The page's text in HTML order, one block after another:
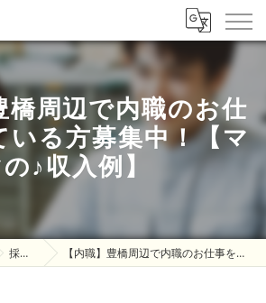
橋周辺で内職のお仕
いる方募集中！【マ
♪収入例】
採用ブログ 【内職】豊橋周辺で内職のお仕事を探している方募集中！【ママの♪収入例】